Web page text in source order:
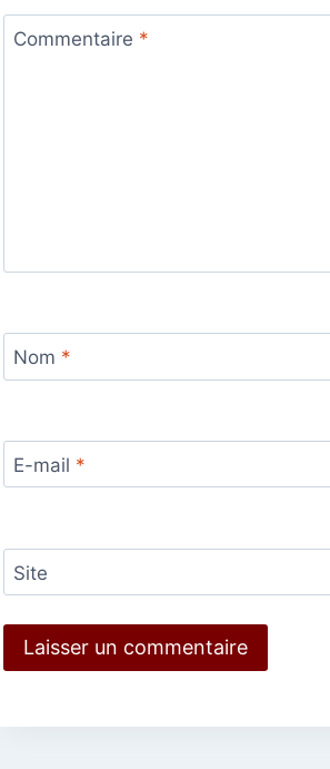
Commentaire *
Nom *
E-mail *
Site